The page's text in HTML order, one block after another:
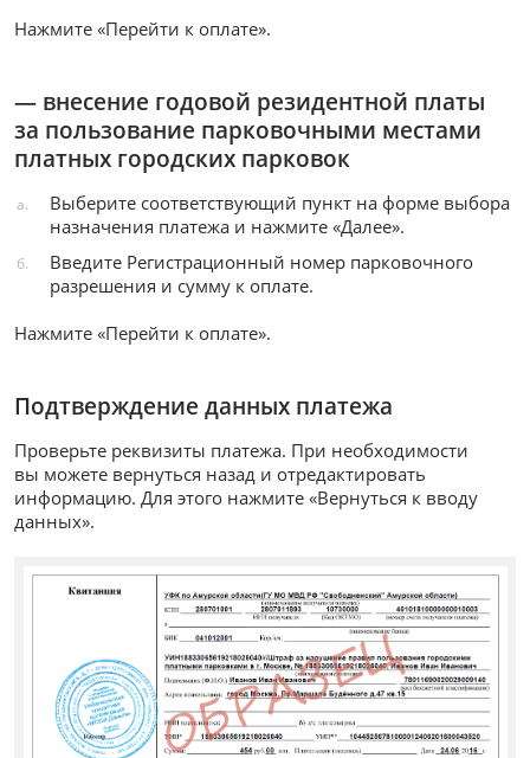
Нажмите «Перейти к оплате».
— внесение годовой резидентной платы
за пользование парковочными местами
платных городских парковок
а.
Выберите соответствующий пункт на форме выбора
назначения платежа и нажмите «Далее».
б.
Введите Регистрационный номер парковочного
разрешения и сумму к оплате.
Нажмите «Перейти к оплате».
Подтверждение данных платежа
Проверьте реквизиты платежа. При необходимости
вы можете вернуться назад и отредактировать
информацию. Для этого нажмите «Вернуться к вводу
данных».